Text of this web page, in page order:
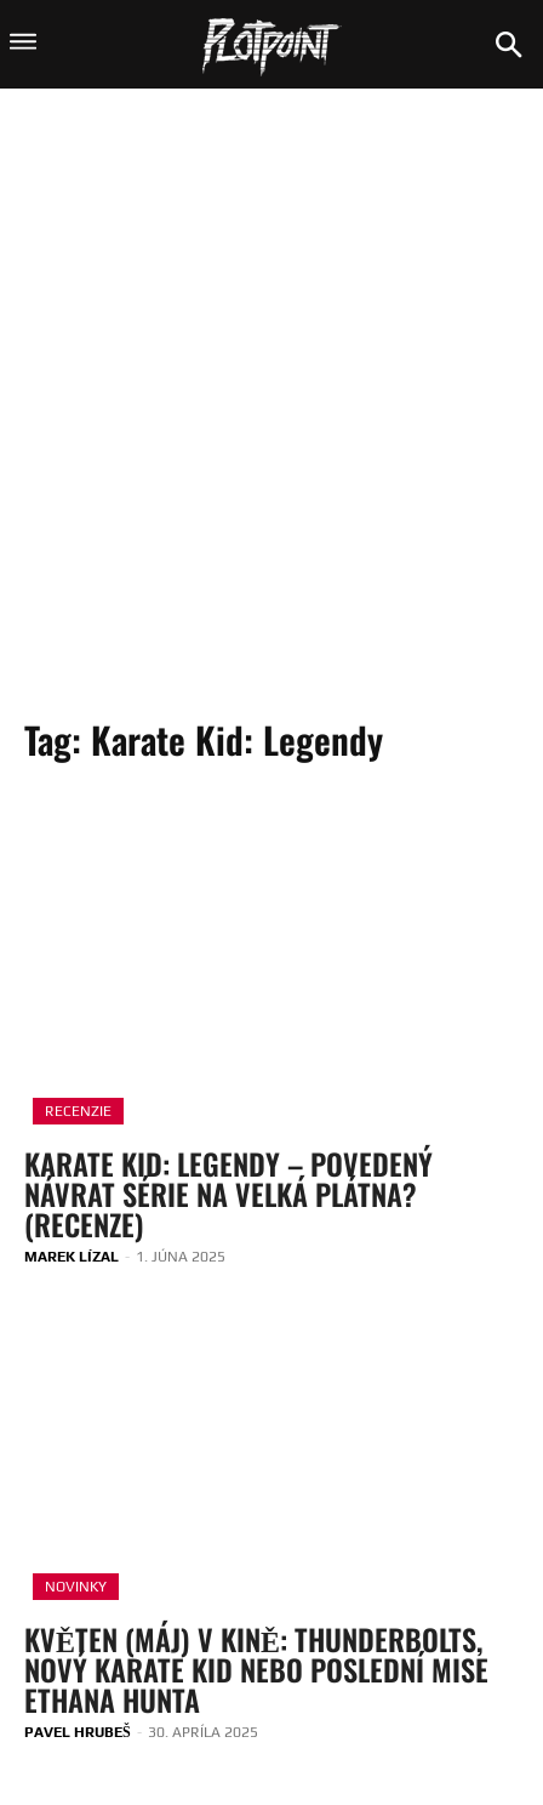
Tag: Karate Kid: Legendy
RECENZIE
KARATE KID: LEGENDY – POVEDENÝ
NÁVRAT SÉRIE NA VELKÁ PLÁTNA?
(RECENZE)
MAREK LÍZAL - 1. JÚNA 2025
NOVINKY
KVĚTEN (MÁJ) V KINĚ: THUNDERBOLTS,
NOVÝ KARATE KID NEBO POSLEDNÍ MISE
ETHANA HUNTA
PAVEL HRUBEŠ - 30. APRÍLA 2025